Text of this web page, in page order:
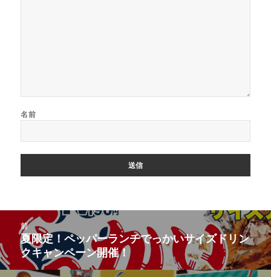
名前
ナ
ビ
前
前
の
投
夏限定！ペッパーランチでっかいサイズドリン
クキャンペーン開催！